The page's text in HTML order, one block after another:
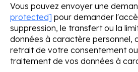
Vous pouvez envoyer une
protected] pour demander
suppression, le transfert ou la
données à caractère personnel,
retrait de votre consentement
traitement de vos données à